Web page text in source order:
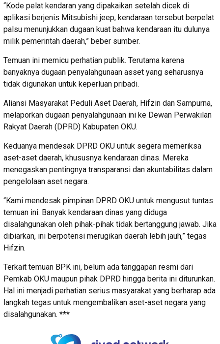
“Kode pelat kendaran yang dipakaikan setelah dicek di
aplikasi berjenis Mitsubishi jeep, kendaraan tersebut berpelat
palsu menunjukkan dugaan kuat bahwa kendaraan itu dulunya
milik pemerintah daerah,” beber sumber.
Temuan ini memicu perhatian publik. Terutama karena
banyaknya dugaan penyalahgunaan asset yang seharusnya
tidak digunakan untuk keperluan pribadi.
Aliansi Masyarakat Peduli Aset Daerah, Hifzin dan Sampurna,
melaporkan dugaan penyalahgunaan ini ke Dewan Perwakilan
Rakyat Daerah (DPRD) Kabupaten OKU.
Keduanya mendesak DPRD OKU untuk segera memeriksa
aset-aset daerah, khususnya kendaraan dinas. Mereka
menegaskan pentingnya transparansi dan akuntabilitas dalam
pengelolaan aset negara.
“Kami mendesak pimpinan DPRD OKU untuk mengusut tuntas
temuan ini. Banyak kendaraan dinas yang diduga
disalahgunakan oleh pihak-pihak tidak bertanggung jawab. Jika
dibiarkan, ini berpotensi merugikan daerah lebih jauh,” tegas
Hifzin.
Terkait temuan BPK ini, belum ada tanggapan resmi dari
Pemkab OKU maupun pihak DPRD hingga berita ini diturunkan.
Hal ini menjadi perhatian serius masyarakat yang berharap ada
langkah tegas untuk mengembalikan aset-aset negara yang
disalahgunakan. ***